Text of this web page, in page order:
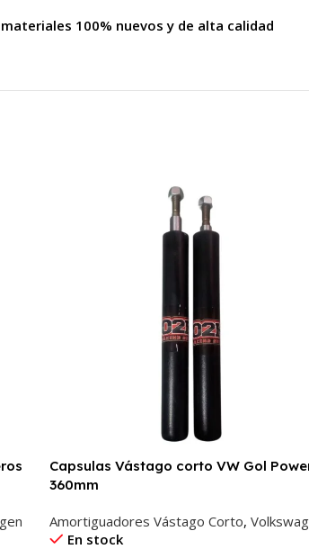
100% nuevos y de alta calidad
Capsulas Vástago corto VW Gol
360mm
Amortiguadores Vástago Corto,
En stock